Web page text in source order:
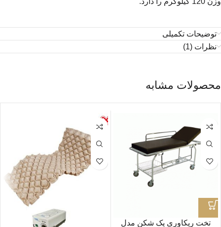
توضیحات تکمیلی
نظرات (1)
محصولات مشابه
تخت ریکاوری یک شکن مدل